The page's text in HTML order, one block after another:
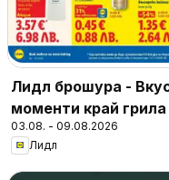
Лидл брошура -
моменти край грила
03.08. - 09.08.2026
Лидл